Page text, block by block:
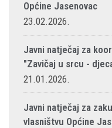
Općine Jasenovac
23.02.2026.
Javni natječaj za
"Zavičaj u srcu -
21.01.2026.
Javni natječaj za
vlasništvu Općine